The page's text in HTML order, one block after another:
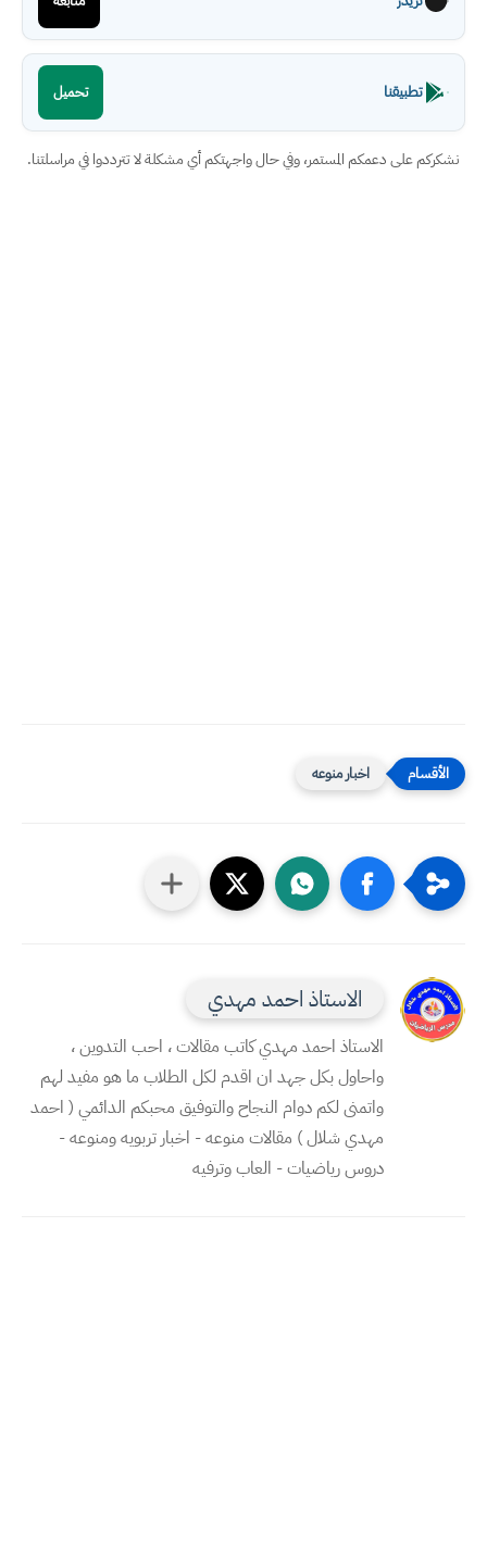
تطبيقنا تحميل
نشكركم على دعمكم المستمر، وفي حال واجهتكم أي مشكلة لا تترددوا في مراسلتنا.
اخبار منوعه
الاستاذ احمد مهدي
الاستاذ احمد مهدي كاتب مقالات ، احب التدوين ،
واحاول بكل جهد ان اقدم لكل الطلاب ما هو مفيد لهم
واتمنى لكم دوام النجاح والتوفيق محبكم الدائمي ( احمد
مهدي شلال ) مقالات منوعه - اخبار تربويه ومنوعه -
دروس رياضيات - العاب وترفيه